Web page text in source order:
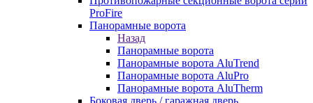
ProFire
Панорамные ворота
Назад
Панорамные ворота
Панорамные ворота AluTrend
Панорамные ворота AluPro
Панорамные ворота AluTherm
Боковая дверь / гаражная дверь